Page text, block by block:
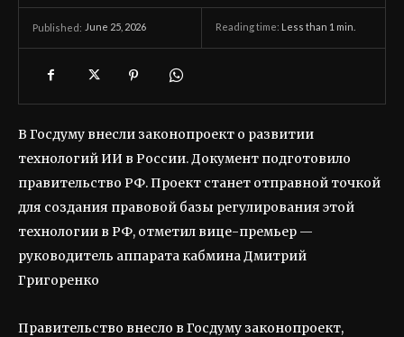
Published: June 25, 2026 Reading time: Less than 1 min.
В Госдуму внесли законопроект о развитии
технологий ИИ в России. Документ подготовило
правительство РФ. Проект станет отправной точкой
для создания правовой базы регулирования этой
технологии в РФ, отметил вице-премьер —
руководитель аппарата кабмина Дмитрий
Григоренко
Правительство внесло в Госдуму законопроект,